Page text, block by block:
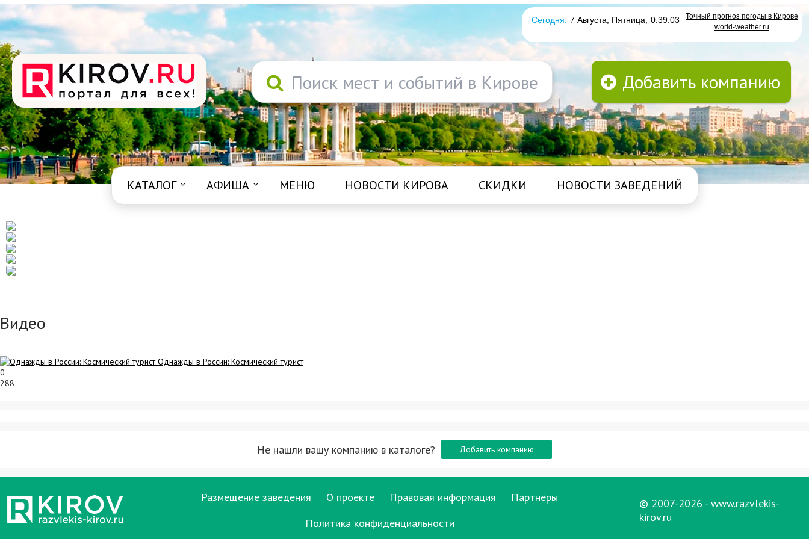
Сегодня: 7 Августа, Пятница 0:39:04
Точный прогноз погоды в Кирове
world-weather.ru
Поиск мест и событий в Кирове Добавить компанию
КАТАЛОГ АФИША МЕНЮ НОВОСТИ КИРОВА СКИДКИ НОВОСТИ ЗАВЕДЕНИЙ
Видео
Однажды в России: Космический турист
0
288
Не нашли вашу компанию в каталоге? Добавить компанию
Размещение заведения О проекте Правовая информация
Партнёры
Политика конфиденциальности
© 2007-2026 - www.razvlekis-
kirov.ru